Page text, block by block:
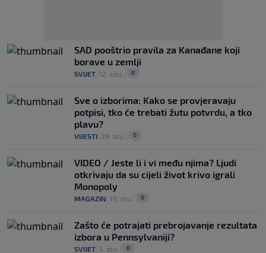
SAD pooštrio pravila za Kanađane koji
borave u zemlji
SVIJET 12. ožu. 0
Sve o izborima: Kako se provjeravaju
potpisi, tko će trebati žutu potvrdu, a tko
plavu?
VIJESTI 29. stu. 0
VIDEO / Jeste li i vi među njima? Ljudi
otkrivaju da su cijeli život krivo igrali
Monopoly
MAGAZIN 19. stu. 0
Zašto će potrajati prebrojavanje rezultata
izbora u Pennsylvaniji?
SVIJET 5. stu. 0